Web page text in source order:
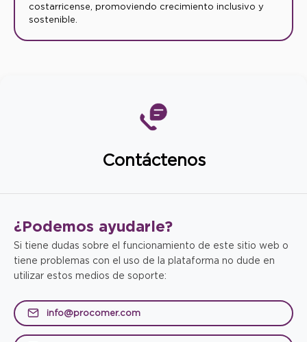
costarricense, promoviendo crecimiento inclusivo y
sostenible.
Contáctenos
¿Podemos ayudarle?
Si tiene dudas sobre el funcionamiento de este sitio web o
tiene problemas con el uso de la plataforma no dude en
utilizar estos medios de soporte:
info@procomer.com